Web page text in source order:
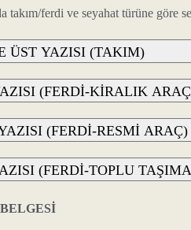
takım/ferdi ve seyahat türüne göre